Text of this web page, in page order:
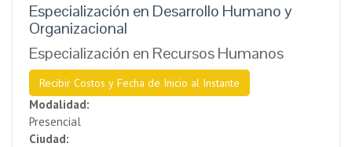
Especialización en Desarrollo Humano y
Organizacional
Especialización en Recursos Humanos
Recibir Costos y Fecha de Inicio al Instante
Modalidad:
Presencial
Ciudad: